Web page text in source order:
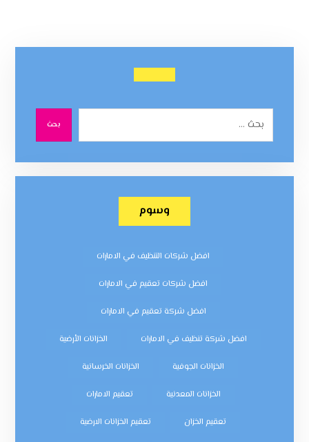
بحث
وسوم
افضل شركات التنظيف في الامارات
افضل شركات تعقيم في الامارات
افضل شركة تعقيم في الامارات
افضل شركة تنظيف في الامارات الخزانات الأرضية
الخزانات الجوفية الخزانات الخرسانية
الخزانات المعدنية تعقيم الامارات
تعقيم الخزان تعقيم الخزانات الارضية